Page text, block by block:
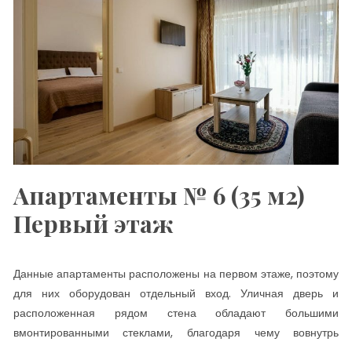
Апартаменты № 6 (35 м2)
Первый этаж
Данные апартаменты расположены на первом этаже, поэтому
для них оборудован отдельный вход. Уличная дверь и
расположенная рядом стена обладают большими
вмонтированными стеклами, благодаря чему вовнутрь